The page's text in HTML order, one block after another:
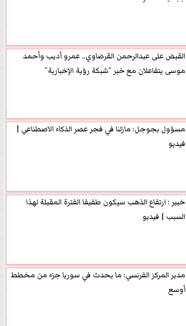
القبض على عبدالرحمن القرضاوي.. عمرو أديب وأحمد
موسى يتفاعلان مع خبر ”شبكة رؤية الإخبارية”
مسؤول بجوجل: مازلنا في فجر عصر الذكاء الاصطناعي |
فيديو
خبير : ارتفاع الذهب سيكون طفيفا الفترة المقبلة لهذا
السبب | فيديو
مدير المركز الفرنسي: ما يحدث في سوريا جزء من مخطط
أوسع